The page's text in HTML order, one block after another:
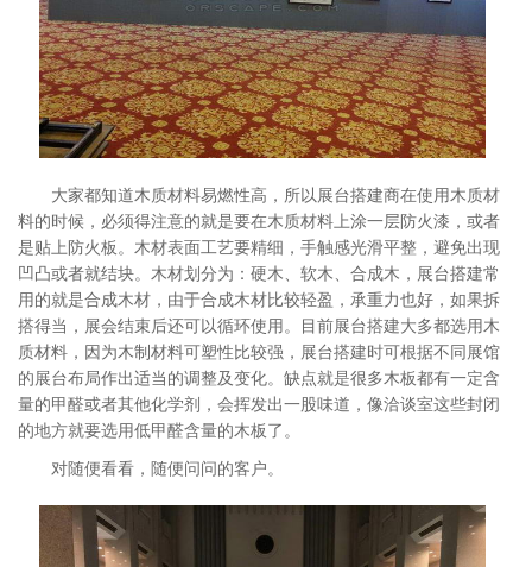
大家都知道木质材料易燃性高，所以展台搭建商在使用木质材
料的时候，必须得注意的就是要在木质材料上涂一层防火漆，或者
是贴上防火板。木材表面工艺要精细，手触感光滑平整，避免出现
凹凸或者就结块。木材划分为：硬木、软木、合成木，展台搭建常
用的就是合成木材，由于合成木材比较轻盈，承重力也好，如果拆
搭得当，展会结束后还可以循环使用。目前展台搭建大多都选用木
质材料，因为木制材料可塑性比较强，展台搭建时可根据不同展馆
的展台布局作出适当的调整及变化。缺点就是很多木板都有一定含
量的甲醛或者其他化学剂，会挥发出一股味道，像洽谈室这些封闭
的地方就要选用低甲醛含量的木板了。
对随便看看，随便问问的客户。